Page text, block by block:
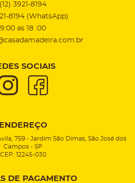
(12) 3921-8194
8194 (WhatsApp)
9:00 as 18 :00
SOCIAIS
ENDEREÇO
759 - Jardim São Dimas, São José dos
Campos - SP
CEP: 12245-030
DE PAGAMENTO